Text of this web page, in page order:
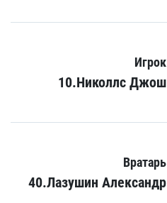
Игрок
10.Николлс Джош
Вратарь
40.Лазушин Александр